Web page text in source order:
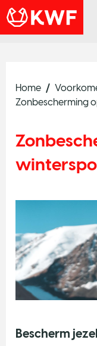
Home
Zonbescherming
Bescherm